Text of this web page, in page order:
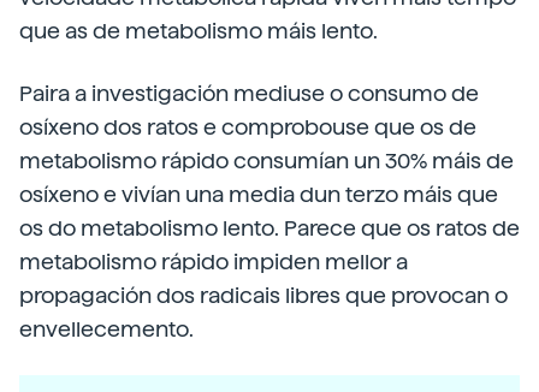
que as de metabolismo máis lento.
Paira a investigación mediuse o consumo de
osíxeno dos ratos e comprobouse que os de
metabolismo rápido consumían un 30% máis de
osíxeno e vivían una media dun terzo máis que
os do metabolismo lento. Parece que os ratos de
metabolismo rápido impiden mellor a
propagación dos radicais libres que provocan o
envellecemento.